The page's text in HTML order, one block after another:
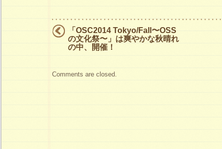
「OSC2014 Tokyo/Fall〜OSS
の文化祭〜」は爽やかな秋晴れ
の中、開催！
Comments are closed.